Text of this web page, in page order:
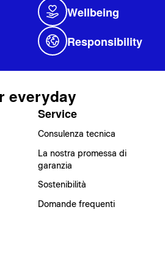
Wellbeing
Responsibility
everyday
Service
Consulenza tecnica
La nostra promessa di
garanzia
Sostenibilità
Domande frequenti